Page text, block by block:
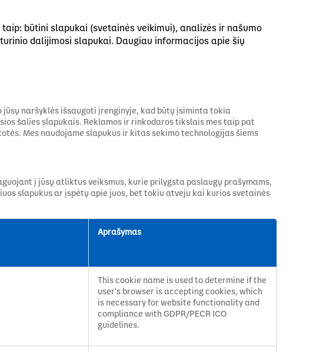
būtini slapukai (svetainės veikimui), analizės ir našumo
dalijimosi slapukai. Daugiau informacijos apie šių
naršyklės išsaugoti įrenginyje, kad būtų įsiminta tokia
šalies slapukais. Reklamos ir rinkodaros tikslais mes taip pat
Mes naudojame slapukus ir kitas sekimo technologijas šiems
į jūsų atliktus veiksmus, kurie prilygsta paslaugų prašymams,
slapukus ar įspėtų apie juos, bet tokiu atveju kai kurios svetainės
Aprašymas
This cookie name is used to determine if the
user's browser is accepting cookies, which
is necessary for website functionality and
compliance with GDPR/PECR ICO
guidelines.